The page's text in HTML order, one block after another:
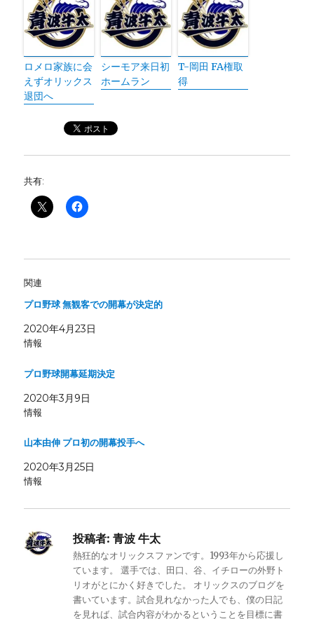
ロメロ家族に会
えずオリックス
退団へ
シーモア来日初
ホームラン
T-岡田 FA権取
得
共有:
関連
プロ野球 無観客での開幕が決定的
2020年4月23日
情報
プロ野球開幕延期決定
2020年3月9日
情報
山本由伸 プロ初の開幕投手へ
2020年3月25日
情報
投稿者: 青波 牛太
熱狂的なオリックスファンです。1993年から応援し
ています。 選手では、田口、谷、イチローの外野ト
リオがとにかく好きでした。 オリックスのブログを
書いています。試合見れなかった人でも、僕の日記
を見れば、試合内容がわかるということを目標に書